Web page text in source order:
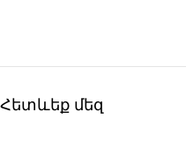
Հետևեք մեզ